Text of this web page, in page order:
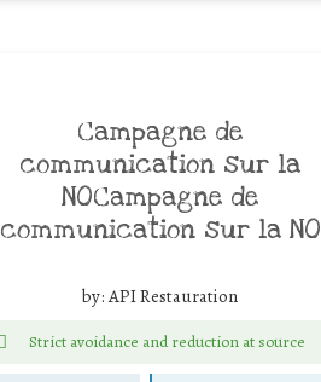
Campagne de
communication sur la
NOCampagne de
communication sur la NO
by:API Restauration
Strict avoidance and reduction at source